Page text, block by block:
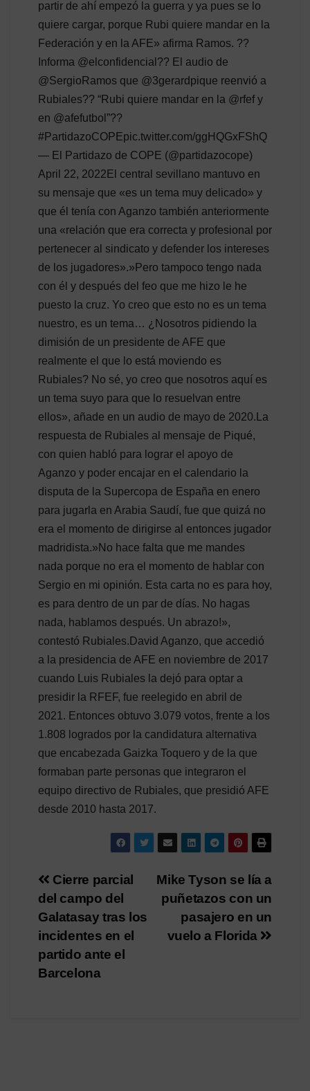
partir de ahí empezó la guerra y ya pues se lo
quiere cargar, porque Rubi quiere mandar en la
Federación y en la AFE» afirma Ramos. ??
Informa @elconfidencial?? El audio de
@SergioRamos que @3gerardpique reenvió a
Rubiales?? “Rubi quiere mandar en la @rfef y
en @afefutbol”??
#PartidazoCOPEpic.twitter.com/ggHQGxFShQ
— El Partidazo de COPE (@partidazocope)
April 22, 2022El central sevillano mantuvo en
su mensaje que «es un tema muy delicado» y
que él tenía con Aganzo también anteriormente
una «relación que era correcta y profesional por
pertenecer al sindicato y defender los intereses
de los jugadores».»Pero tampoco tengo nada
con él y después del feo que me hizo le he
puesto la cruz. Yo creo que esto no es un tema
nuestro, es un tema… ¿Nosotros pidiendo la
dimisión de un presidente de AFE que
realmente el que lo está moviendo es
Rubiales? No sé, yo creo que nosotros aquí es
un tema suyo para que lo resuelvan entre
ellos», añade en un audio de mayo de 2020.La
respuesta de Rubiales al mensaje de Piqué,
con quien habló para lograr el apoyo de
Aganzo y poder encajar en el calendario la
disputa de la Supercopa de España en enero
para jugarla en Arabia Saudí, fue que quizá no
era el momento de dirigirse al entonces jugador
madridista.»No hace falta que me mandes
nada porque no era el momento de hablar con
Sergio en mi opinión. Esta carta no es para hoy,
es para dentro de un par de días. No hagas
nada, hablamos después. Un abrazo!»,
contestó Rubiales.David Aganzo, que accedió
a la presidencia de AFE en noviembre de 2017
cuando Luis Rubiales la dejó para optar a
presidir la RFEF, fue reelegido en abril de
2021. Entonces obtuvo 3.079 votos, frente a los
1.808 logrados por la candidatura alternativa
que encabezada Gaizka Toquero y de la que
formaban parte personas que integraron el
equipo directivo de Rubiales, que presidió AFE
desde 2010 hasta 2017.
Navegación
de
entradas
Mike Tyson se lía a
puñetazos con un
pasajero en un
vuelo a Florida
Cierre parcial
del campo del
Galatasay tras los
incidentes en el
partido ante el
Barcelona